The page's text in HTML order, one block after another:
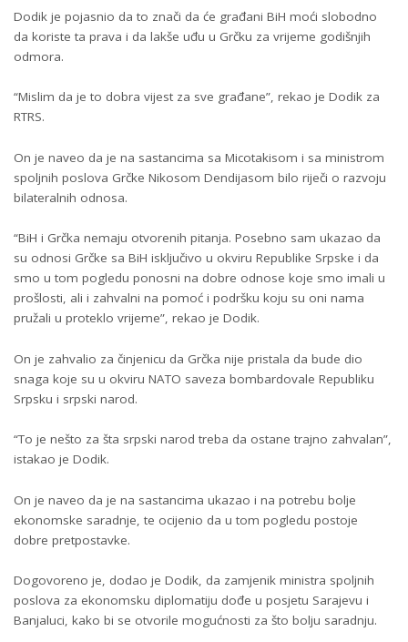
Dodik je pojasnio da to znači da će građani BiH moći slobodno
da koriste ta prava i da lakše uđu u Grčku za vrijeme godišnjih
odmora.
“Mislim da je to dobra vijest za sve građane”, rekao je Dodik za
RTRS.
On je naveo da je na sastancima sa Micotakisom i sa ministrom
spoljnih poslova Grčke Nikosom Dendijasom bilo riječi o razvoju
bilateralnih odnosa.
“BiH i Grčka nemaju otvorenih pitanja. Posebno sam ukazao da
su odnosi Grčke sa BiH isključivo u okviru Republike Srpske i da
smo u tom pogledu ponosni na dobre odnose koje smo imali u
prošlosti, ali i zahvalni na pomoć i podršku koju su oni nama
pružali u proteklo vrijeme”, rekao je Dodik.
On je zahvalio za činjenicu da Grčka nije pristala da bude dio
snaga koje su u okviru NATO saveza bombardovale Republiku
Srpsku i srpski narod.
“To je nešto za šta srpski narod treba da ostane trajno zahvalan”,
istakao je Dodik.
On je naveo da je na sastancima ukazao i na potrebu bolje
ekonomske saradnje, te ocijenio da u tom pogledu postoje
dobre pretpostavke.
Dogovoreno je, dodao je Dodik, da zamjenik ministra spoljnih
poslova za ekonomsku diplomatiju dođe u posjetu Sarajevu i
Banjaluci, kako bi se otvorile mogućnosti za što bolju saradnju.